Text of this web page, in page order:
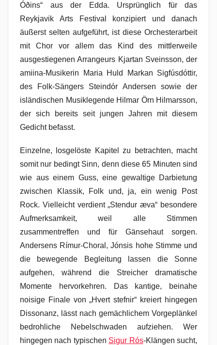
Óðins“ aus der Edda. Ursprünglich für das
Reykjavik Arts Festival konzipiert und danach
äußerst selten aufgeführt, ist diese Orchesterarbeit
mit Chor vor allem das Kind des mittlerweile
ausgestiegenen Arrangeurs Kjartan Sveinsson, der
amiina-Musikerin Maria Huld Markan Sigfúsdóttir,
des Folk-Sängers Steindór Andersen sowie der
isländischen Musiklegende Hilmar Örn Hilmarsson,
der sich bereits seit jungen Jahren mit diesem
Gedicht befasst.
Einzelne, losgelöste Kapitel zu betrachten, macht
somit nur bedingt Sinn, denn diese 65 Minuten sind
wie aus einem Guss, eine gewaltige Darbietung
zwischen Klassik, Folk und, ja, ein wenig Post
Rock. Vielleicht verdient „Stendur æva“ besondere
Aufmerksamkeit, weil alle Stimmen
zusammentreffen und für Gänsehaut sorgen.
Andersens Rímur-Choral, Jónsis hohe Stimme und
die bewegende Begleitung lassen die Sonne
aufgehen, während die Streicher dramatische
Momente hervorkehren. Das kantige, beinahe
noisige Finale von „Hvert stefnir“ kreiert hingegen
Dissonanz, lässt nach gemächlichem Vorgeplänkel
bedrohliche Nebelschwaden aufziehen. Wer
hingegen nach typischen Sigur Rós-Klängen sucht,